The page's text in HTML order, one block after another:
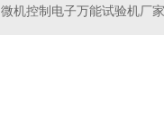
微机控制电子万能试验机厂家